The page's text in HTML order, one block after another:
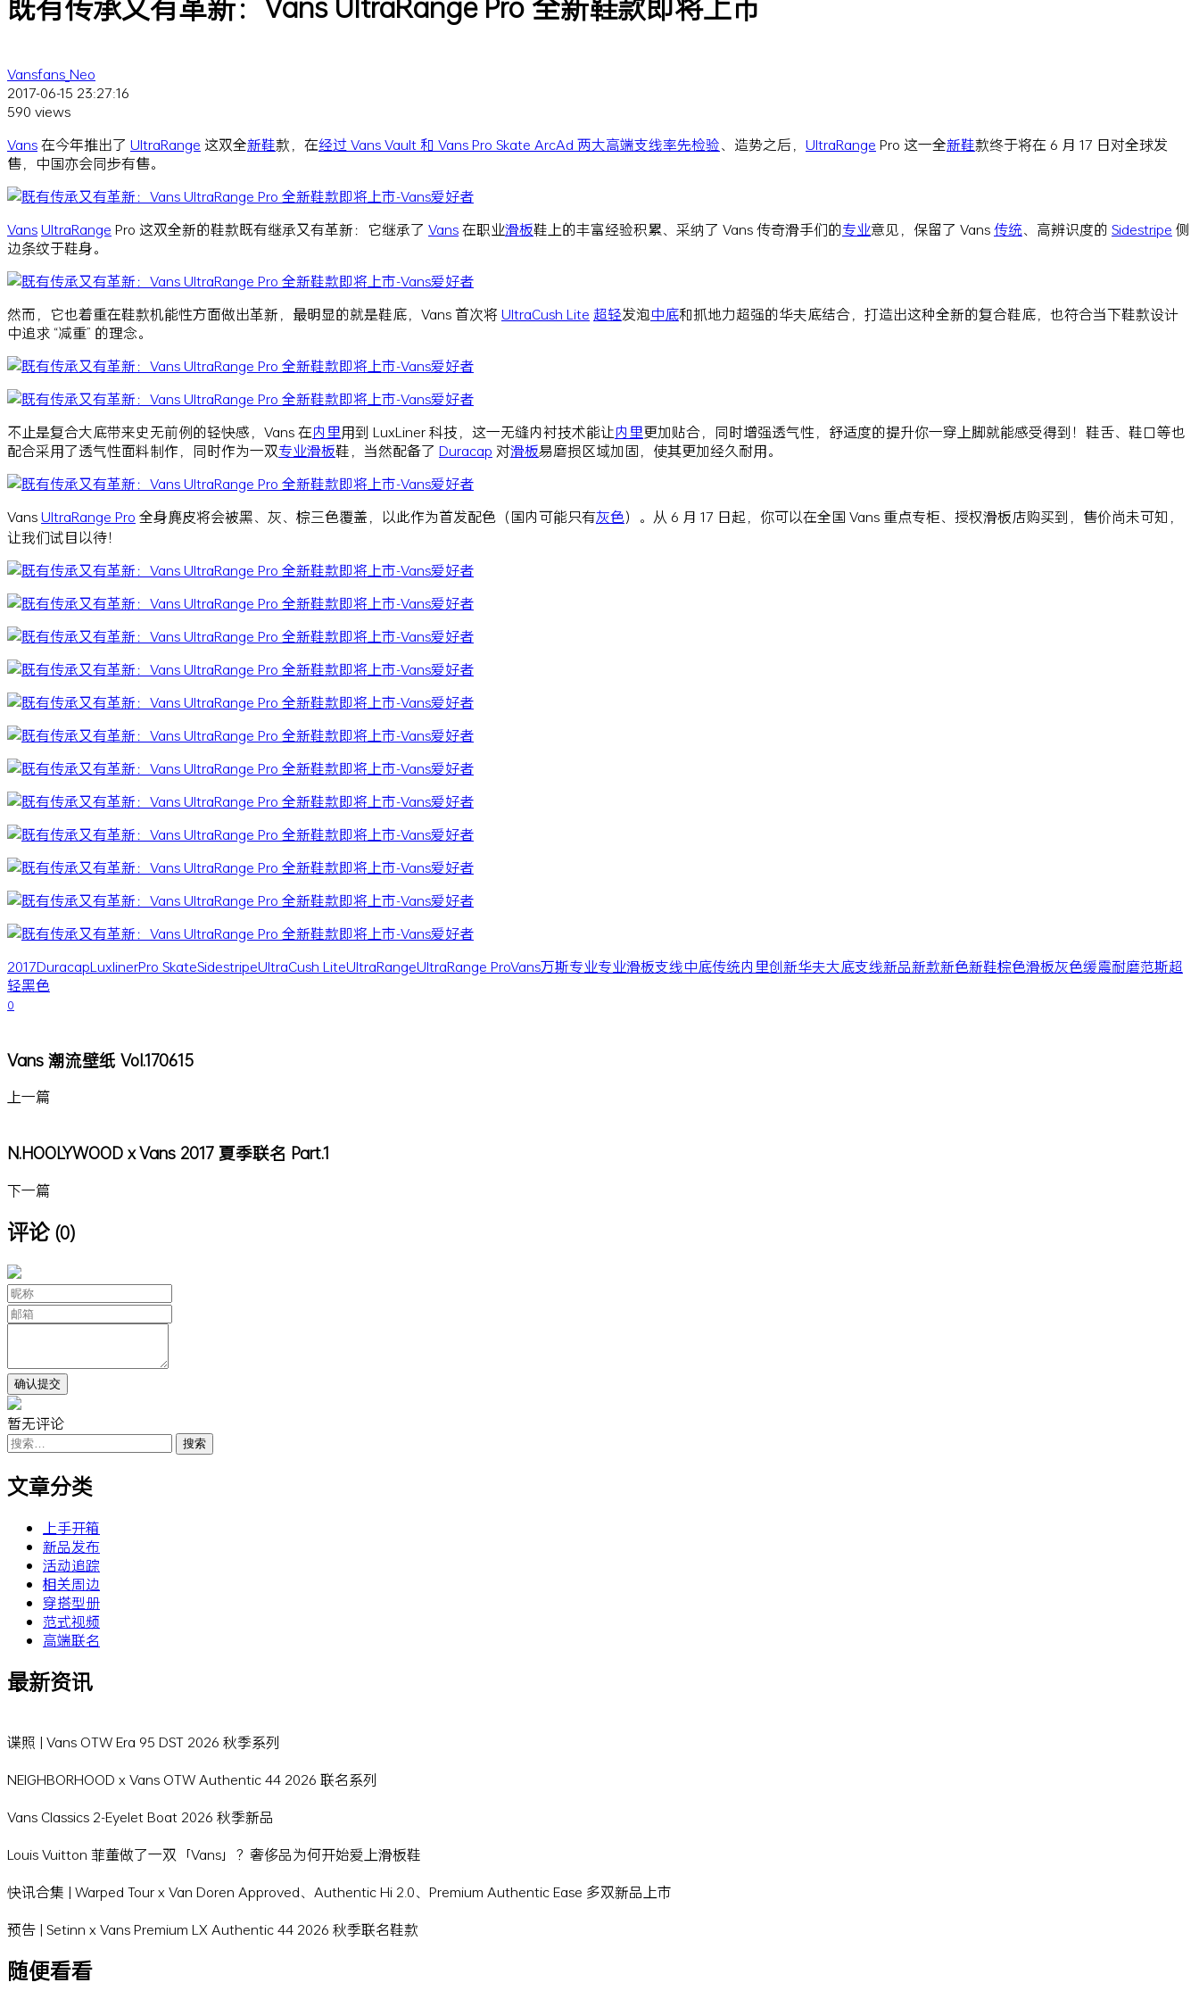
Vansfans_Neo
2017-06-15 23:27:16
590 views
Vans在今年推出了 UltraRange 这双全新鞋款，在经过 Vans Vault 和 Vans Pro Skate ArcAd 两大高端支线率先检验、造势之后， UltraRange Pro 这一全新鞋款终于将在 6 月 17 日对全球发
售，中国亦会同步有售。
VansUltraRange Pro 这双全新的鞋款既有继承又有革新：它继承了 Vans在职业滑板鞋上的丰富经验积累、采纳了 Vans 传奇滑手们的专业意见，保留了 Vans传统、高辨识度的 Sidestripe 侧
边条纹于鞋身。
然而，它也着重在鞋款机能性方面做出革新，最明显的就是鞋底，Vans 首次将 UltraCush Lite 超轻发泡中底和抓地力超强的华夫底结合，打造出这种全新的复合鞋底，也符合当下鞋款设计
中追求 “减重” 的理念。
不止是复合大底带来史无前例的轻快感，Vans 在内里用到 LuxLiner 科技，这一无缝内衬技术能让内里更加贴合，同时增强透气性，舒适度的提升你一穿上脚就能感受得到！鞋舌、鞋口等也
配合采用了透气性面料制作，同时作为一双专业滑板鞋，当然配备了 Duracap 对滑板易磨损区域加固，使其更加经久耐用。
VansUltraRange Pro 全身麂皮将会被黑、灰、棕三色覆盖，以此作为首发配色（国内可能只有灰色）。从 6 月 17 日起，你可以在全国 Vans 重点专柜、授权滑板店购买到，售价尚未可知，
让我们试目以待！
2017DuracapLuxlinerPro SkateSidestripeUltraCush LiteUltraRangeUltraRange ProVans万斯专业专业滑板支线中底传统内里创新华夫大底支线新品新款新色新鞋棕色滑板灰色缓震耐磨范斯超
轻黑色
0
Vans 潮流壁纸 Vol.170615
上一篇
N.HOOLYWOOD x Vans 2017 夏季联名 Part.1
下一篇
评论 (0)
暂无评论
搜
索：
文章分类
上手开箱
新品发布
活动追踪
相关周边
穿搭型册
范式视频
高端联名
最新资讯
谍照 | Vans OTW Era 95 DST 2026 秋季系列
NEIGHBORHOOD x Vans OTW Authentic 44 2026 联名系列
Vans Classics 2-Eyelet Boat 2026 秋季新品
Louis Vuitton 菲董做了一双「Vans」？奢侈品为何开始爱上滑板鞋
快讯合集 | Warped Tour x Van Doren Approved、Authentic Hi 2.0、Premium Authentic Ease 多双新品上市
预告 | Setinn x Vans Premium LX Authentic 44 2026 秋季联名鞋款
随便看看